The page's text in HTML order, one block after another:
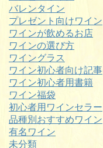
バレンタイン
プレゼント向けワイン
ワインが飲めるお店
ワインの選び方
ワイングラス
ワイン初心者向け記事
ワイン初心者用書籍
ワイン福袋
初心者用ワインセラー
品種別おすすめワイン
有名ワイン
未分類